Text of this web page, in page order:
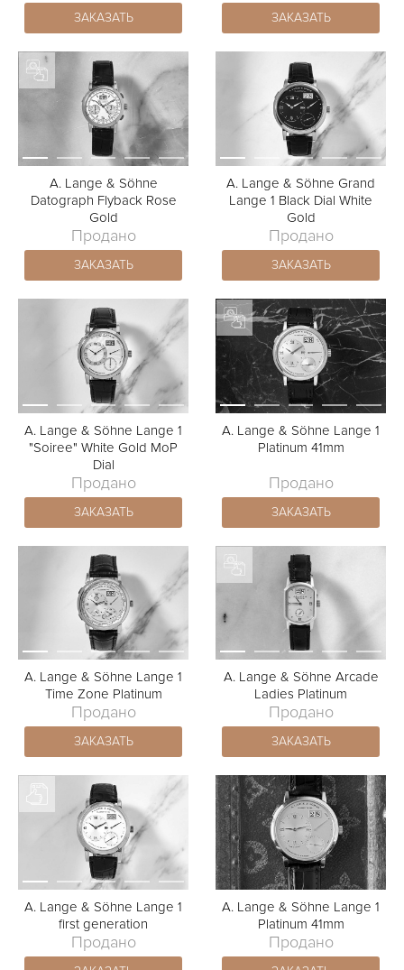
ЗАКАЗАТЬ ЗАКАЗАТЬ
A. Lange & Söhne
Datograph Flyback Rose
Gold
Продано
ЗАКАЗАТЬ
A. Lange & Söhne Grand
Lange 1 Black Dial White
Gold
Продано
ЗАКАЗАТЬ
A. Lange & Söhne Lange 1
"Soiree" White Gold MoP
Dial
Продано
ЗАКАЗАТЬ
A. Lange & Söhne Lange 1
Platinum 41mm
Продано
ЗАКАЗАТЬ
A. Lange & Söhne Lange 1
Time Zone Platinum
Продано
ЗАКАЗАТЬ
A. Lange & Söhne Arcade
Ladies Platinum
Продано
ЗАКАЗАТЬ
A. Lange & Söhne Lange 1
first generation
Продано
A. Lange & Söhne Lange 1
Platinum 41mm
Продано